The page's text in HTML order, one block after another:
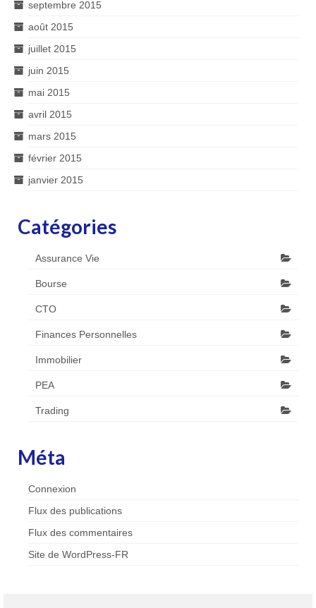
septembre 2015
août 2015
juillet 2015
juin 2015
mai 2015
avril 2015
mars 2015
février 2015
janvier 2015
Catégories
Assurance Vie
Bourse
CTO
Finances Personnelles
Immobilier
PEA
Trading
Méta
Connexion
Flux des publications
Flux des commentaires
Site de WordPress-FR